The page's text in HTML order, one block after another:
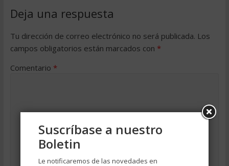
Deja una respuesta
Tu dirección de correo electrónico no será publicada. Los
campos obligatorios están marcados con *
Comentario *
Suscríbase a nuestro
Boletin
Le notificaremos de las novedades en